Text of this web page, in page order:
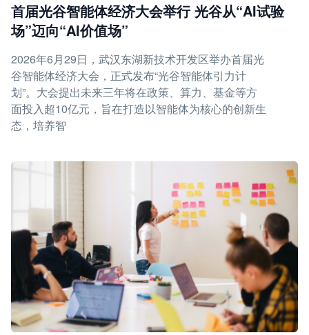
首届光谷智能体经济大会举行 光谷从“AI试验
场”迈向“AI价值场”
2026年6月29日，武汉东湖新技术开发区举办首届光
谷智能体经济大会，正式发布“光谷智能体引力计
划”。大会提出未来三年将在政策、算力、基金等方
面投入超10亿元，旨在打造以智能体为核心的创新生
态，培养智